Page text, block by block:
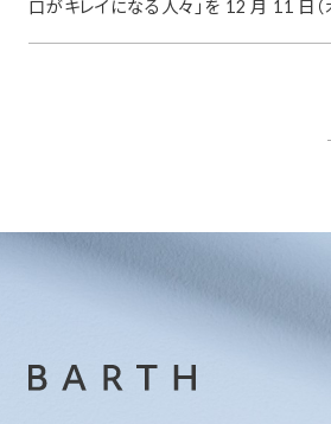
口がキレイになる人々」を 12 月 11 日（